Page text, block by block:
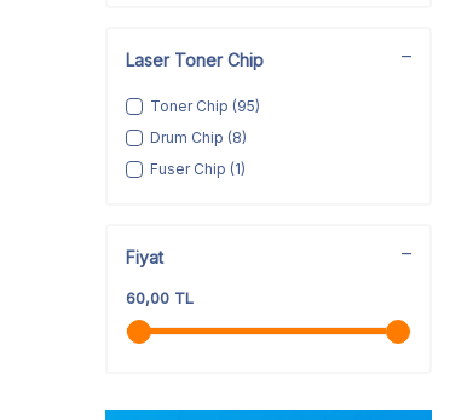
Laser Toner Chip
Toner Chip (95)
Drum Chip (8)
Fuser Chip (1)
Fiyat
60,00 TL